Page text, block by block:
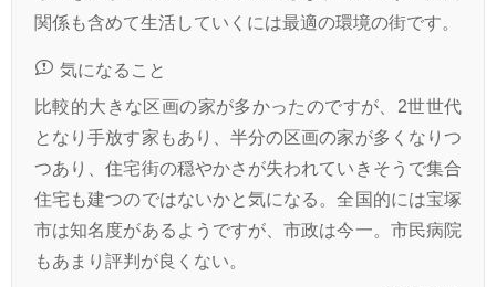
関係も含めて生活していくには最適の環境の街です。
気になること
比較的大きな区画の家が多かったのですが、2世世代
となり手放す家もあり、半分の区画の家が多くなりつ
つあり、住宅街の穏やかさが失われていきそうで集合
住宅も建つのではないかと気になる。全国的には宝塚
市は知名度があるようですが、市政は今一。市民病院
もあまり評判が良くない。